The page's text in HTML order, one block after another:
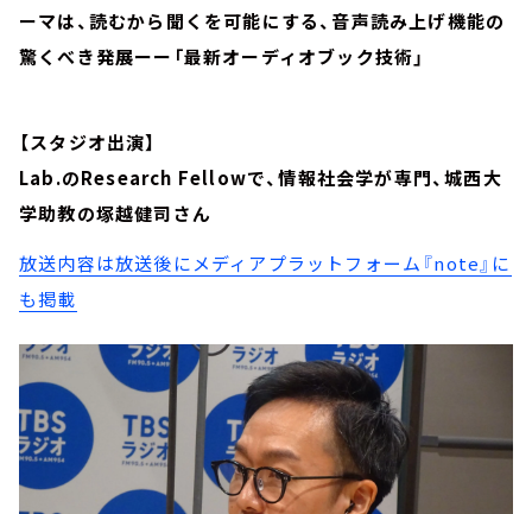
ーマは、読むから聞くを可能にする、音声読み上げ機能の
驚くべき発展ーー「最新オーディオブック技術」
【スタジオ出演】
Lab.のResearch Fellowで、情報社会学が専門、城西大
学助教の塚越健司さん
放送内容は放送後にメディアプラットフォーム『note』に
も掲載